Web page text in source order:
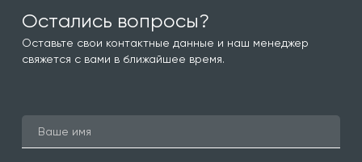
Остались вопросы?
Оставьте свои контактные данные и наш менеджер
свяжется с вами в ближайшее время.